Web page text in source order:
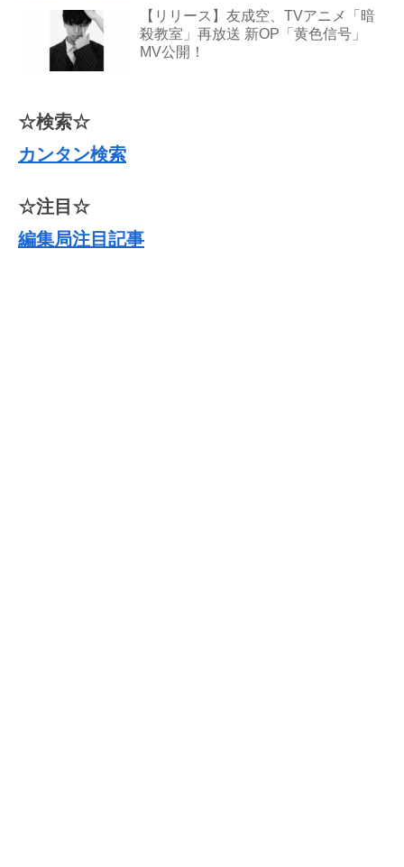
【リリース】友成空、TVアニメ「暗
殺教室」再放送 新OP「黄色信号」
MV公開！
☆検索☆
カンタン検索
☆注目☆
編集局注目記事